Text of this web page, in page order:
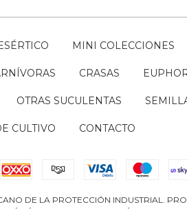
MINI COLECCIONES
CRASAS
OTRAS SUCULENTAS
CULTIVO CONTACTO
DE LA PROTECCIÓN INDUSTRIAL.